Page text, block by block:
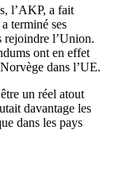
l’AKP, a fait
terminé ses
rejoindre l’Union.
ont en effet
dans l’UE.
un réel atout
davantage les
dans les pays